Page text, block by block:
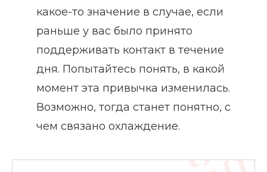
какое-то значение в случае, если
раньше у вас было принято
поддерживать контакт в течение
дня. Попытайтесь понять, в какой
момент эта привычка изменилась.
Возможно, тогда станет понятно, с
чем связано охлаждение.